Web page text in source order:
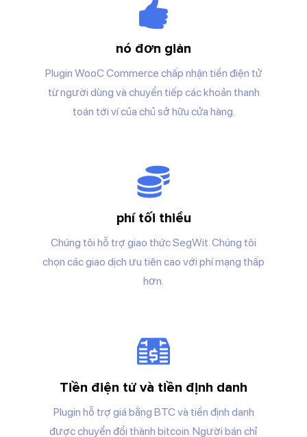
nó đơn giản
Plugin WooC Commerce chấp nhận tiền điện tử
từ người dùng và chuyển tiếp các khoản thanh
toán tới ví của chủ sở hữu cửa hàng.
phí tối thiểu
Chúng tôi hỗ trợ giao thức SegWit. Chúng tôi
chọn các giao dịch ưu tiên cao với phí mạng thấp
hơn.
Tiền điện tử và tiền định danh
Plugin hỗ trợ giá bằng BTC và tiền định danh
được chuyển đổi thành bitcoin. Người bán chỉ